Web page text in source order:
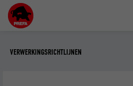
VERWERKINGSRICHTLIJNEN